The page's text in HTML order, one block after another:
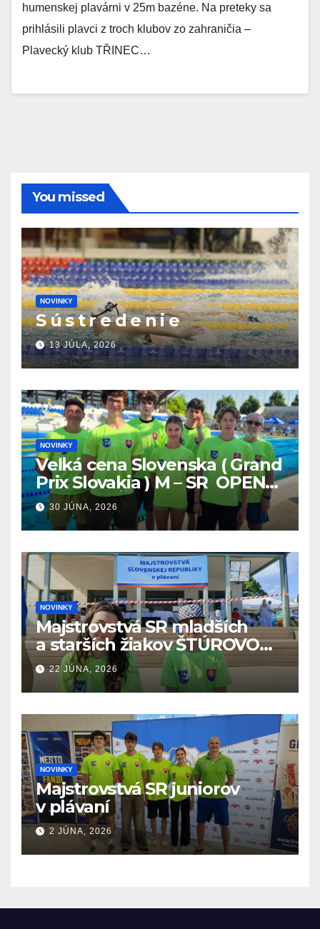
humenskej plavárni v 25m bazéne. Na preteky sa
prihlásili plavci z troch klubov zo zahraničia –
Plavecký klub TŘINEC…
You missed
NOVINKY
S ú s t r e d e n i e
13 JÚLA, 2026
NOVINKY
Veľká cena Slovenska ( Grand
Prix Slovakia ) M – SR OPEN
v plávaní. Šamorín 26.6. –
28.6.2026
30 JÚNA, 2026
NOVINKY
Majstrovstvá SR mladších
a starších žiakov ŠTÚROVO
19.6. – 21.6.2026
22 JÚNA, 2026
NOVINKY
Majstrovstvá SR juniorov
v plávaní
2 JÚNA, 2026